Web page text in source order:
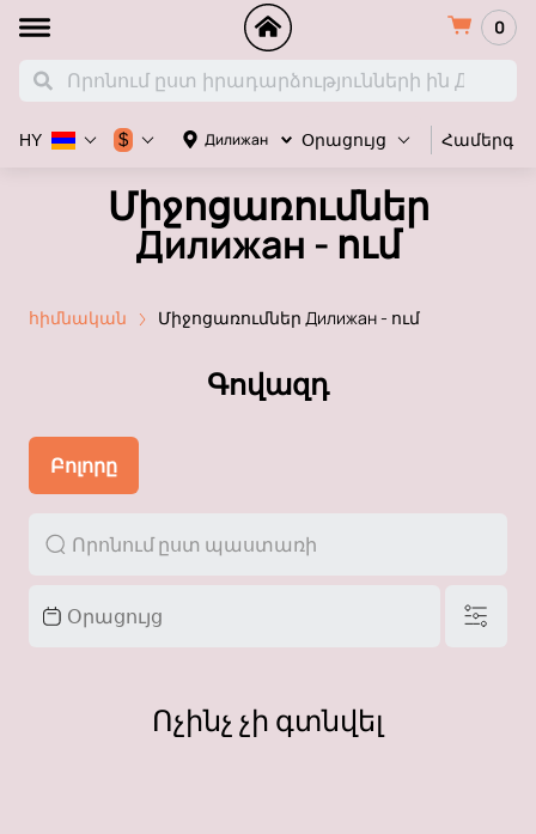
0
Дилижан Օրացույց Համերգ
HY $
Միջոցառումներ
Дилижан - ում
հիմնական Միջոցառումներ Дилижан - ում
Գովազդ
Բոլորը
Ոչինչ չի գտնվել